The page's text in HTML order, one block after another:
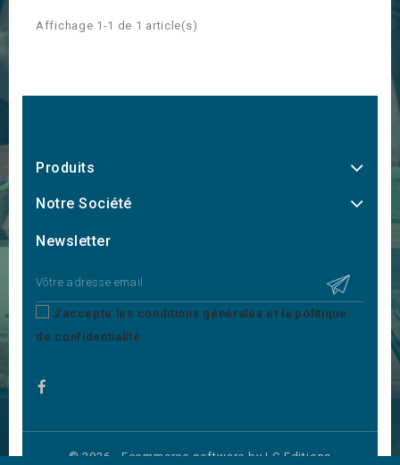
Affichage 1-1 de 1 article(s)
Produits
Notre Société
Newsletter
J'accepte les conditions générales et la politique
de confidentialité
© 2026 - Ecommerce software by LC Editions